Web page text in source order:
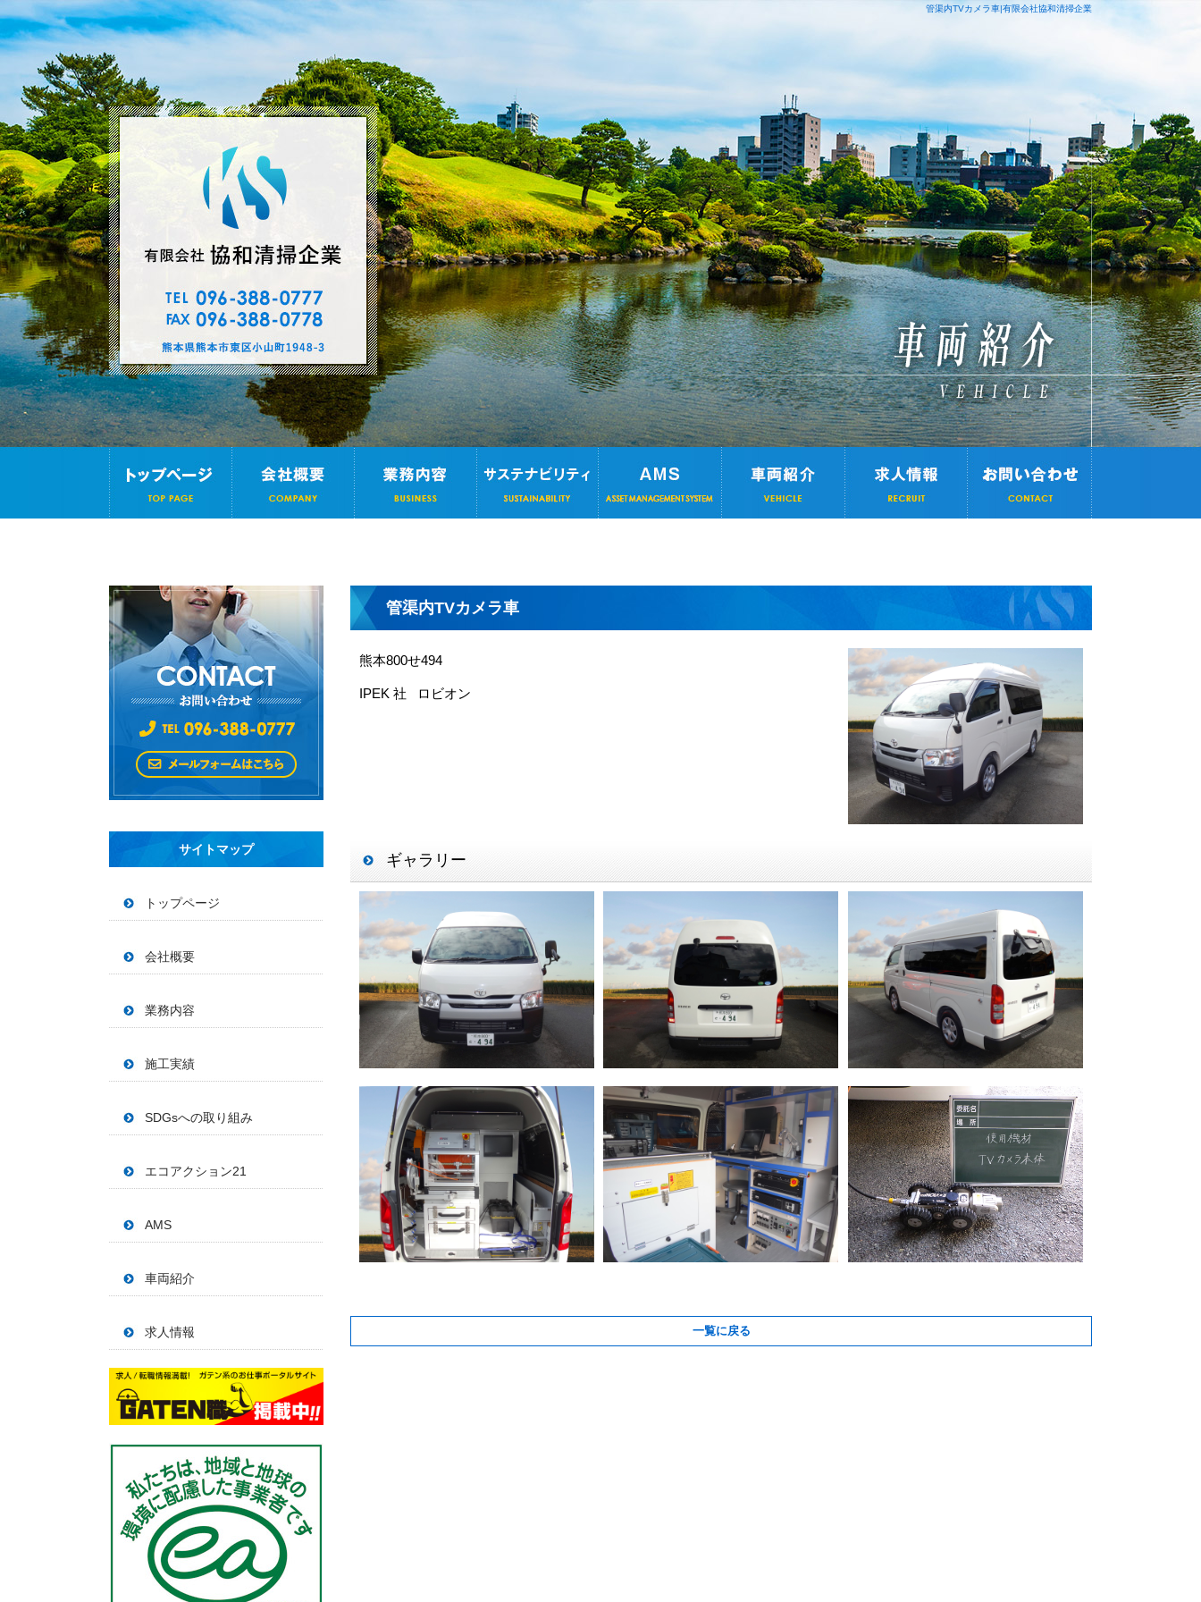
管渠内TVカメラ車|有限会社協和清掃企業
サイトマップ
トップページ
会社概要
業務内容
施工実績
SDGsへの取り組み
エコアクション21
AMS
車両紹介
求人情報
管渠内TVカメラ車
熊本800せ494
IPEK 社 ロビオン
ギャラリー
一覧に戻る